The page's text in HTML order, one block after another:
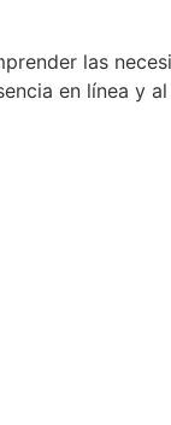
las
en línea y